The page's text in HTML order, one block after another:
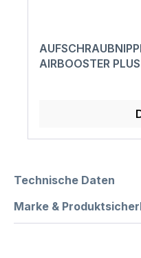
AIRBOOSTER
Technische Daten
Marke &